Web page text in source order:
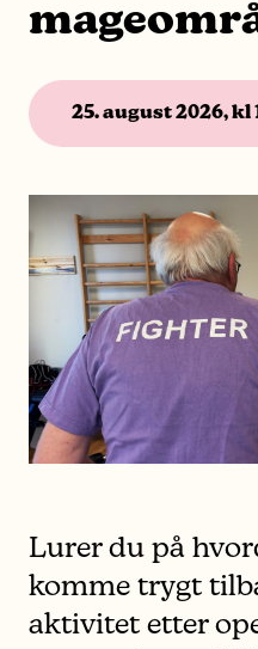
25. august 2026, kl
Lurer du på
komme trygt
aktivitet etter